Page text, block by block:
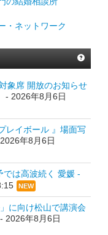
象席 開放のお知らせ
- 2026年8月6日
レイボール 』場面写
2026年8月6日
では高波続く 愛媛 -
NEW
に向け松山で講演会
- 2026年8月6日